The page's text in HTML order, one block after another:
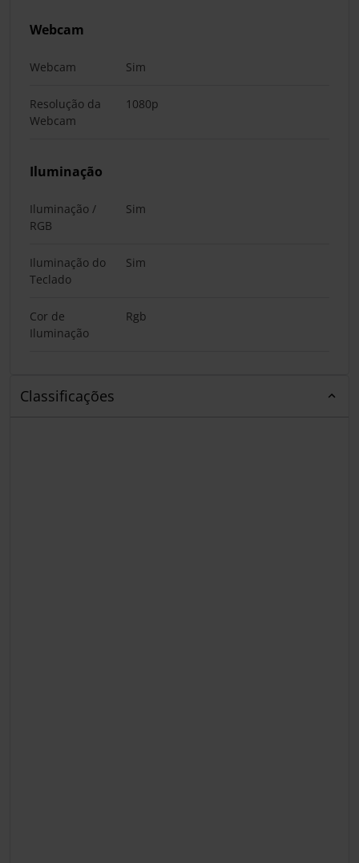
Webcam
Webcam Sim
Resolução da
Webcam
1080p
Iluminação
Iluminação /
RGB
Sim
Iluminação do
Teclado
Sim
Cor de
Iluminação
Rgb
Classificações